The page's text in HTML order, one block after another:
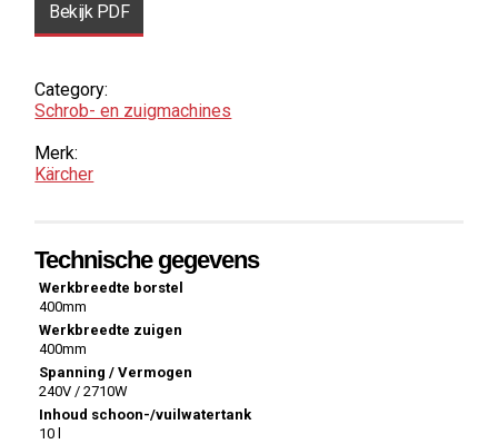
Bekijk PDF
Category:
Schrob- en zuig­machines
Merk:
Kärcher
Technische gegevens
Werkbreedte borstel
400mm
Werkbreedte zuigen
400mm
Spanning / Vermogen
240V / 2710W
Inhoud schoon-/vuilwatertank
10 l